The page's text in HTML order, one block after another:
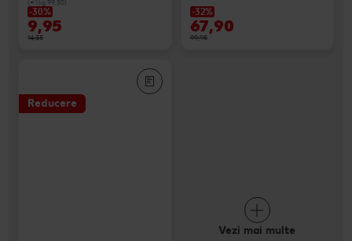
(=1 kg 99.50)
-30%
9,95
14,35
-32%
67,90
99,95
Reducere
Vezi mai multe